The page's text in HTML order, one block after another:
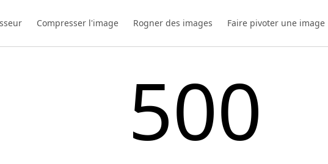
Compresser l'image Rogner des images Faire pivoter une image
500